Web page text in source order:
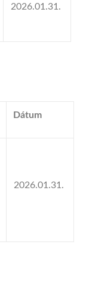
2026.01.31.
Dátum
2026.01.31.